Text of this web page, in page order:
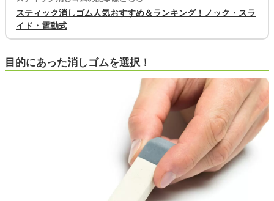
スティック消しゴム人気おすすめ＆ランキング！ノック・スラ
イド・電動式
目的にあった消しゴムを選択！